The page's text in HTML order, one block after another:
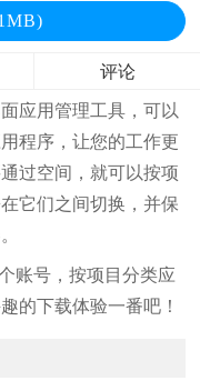
评论
应用管理工具，可以
程序，让您的工作更
过空间，就可以按项
它们之间切换，并保
账号，按项目分类应
的下载体验一番吧！